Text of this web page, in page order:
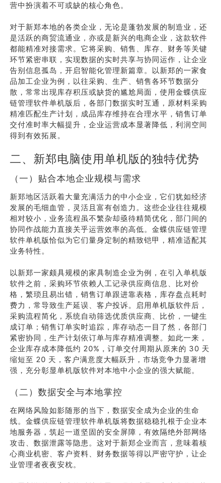
营中扮演着不可或缺的核心角色。
对于新郑本地的各类企业，无论是蓬勃发展的制造业，还
是活跃的商贸流通业，亦或是新兴的电商企业，这款软件
都能精准对接需求。它将采购、销售、库存、财务等关键
环节紧密串联，实现数据的实时共享与协同运作，让企业
告别信息孤岛，开启智能化管理新篇章。以新郑的一家食
品加工企业为例，以往采购、生产、销售各环节数据分
散，常常出现库存积压或缺货的尴尬局面，使用金蝶供应
链管理软件单机版后，各部门数据实时互通，原材料采购
精准匹配生产计划，成品库存维持在合理水平，销售订单
交付准时率大幅提升，企业运营成本显著降低，利润空间
得到有效拓展。
二、新郑电脑使用单机版的独特优势
（一）贴合本地企业规模与需求
新郑地区活跃着大量充满活力的中小企业，它们犹如经济
发展的毛细血管，灵活且富有创造力。这些企业往往规模
相对较小，业务流程虽不繁杂却亟待精简优化，部门间的
协同作战能力直接关乎运营效率的高低。金蝶供应链管理
软件单机版恰似为它们量身定制的精致铠甲，精准适配其
业务特性。
以新郑一家颇具规模的家具制造企业为例，在引入单机版
软件之前，采购环节依赖人工记录供应商信息、比对价
格，繁琐且易出错，销售订单跟进靠表格，库存盘点耗时
费力，常导致生产延误、客户投诉。启用单机版软件后，
采购流程简化，系统自动筛选优质供应商、比价，一键生
成订单；销售订单实时追踪，库存动态一目了然，各部门
紧密协同，生产计划依订单与库存精准调整。如此一来，
企业库存成本降低约 20%，订单交付周期从原来的 30 天
缩短至 20 天，客户满意度大幅跃升，市场竞争力显著增
强，充分彰显单机版软件对本地中小企业的强大赋能。
（二）数据安全与本地掌控
在网络风险如影随形的当下，数据安全成为企业的生命
线。金蝶供应链管理软件单机版将数据稳稳扎根于企业本
地服务器，筑起一道坚固的安全屏障，有效隔绝外部网络
攻击、数据泄露等隐患。这对于新郑企业而言，意味着核
心商业机密、客户资料、财务数据等得以严密守护，让企
业管理者夜夜安枕。